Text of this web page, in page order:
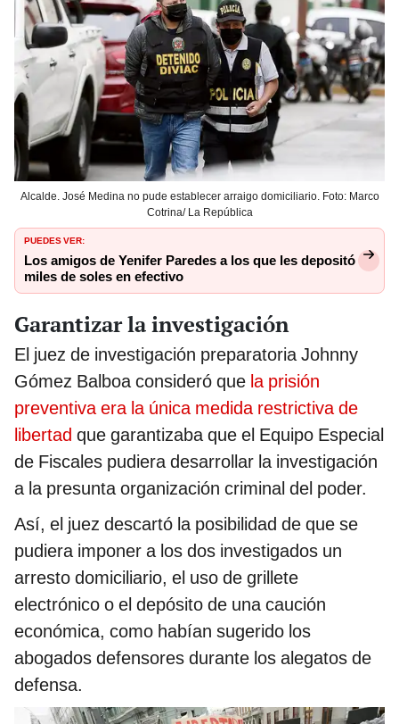
Alcalde. José Medina no pude establecer arraigo domiciliario. Foto: Marco
Cotrina/ La República
PUEDES VER:
Los amigos de Yenifer Paredes a los que les depositó
miles de soles en efectivo
Garantizar la investigación
El juez de investigación preparatoria Johnny
Gómez Balboa consideró que la prisión
preventiva era la única medida restrictiva de
libertad que garantizaba que el Equipo Especial
de Fiscales pudiera desarrollar la investigación
a la presunta organización criminal del poder.
Así, el juez descartó la posibilidad de que se
pudiera imponer a los dos investigados un
arresto domiciliario, el uso de grillete
electrónico o el depósito de una caución
económica, como habían sugerido los
abogados defensores durante los alegatos de
defensa.